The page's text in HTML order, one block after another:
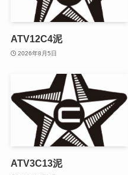
ATV12C4泥
2026年8月5日
ATV3C13泥